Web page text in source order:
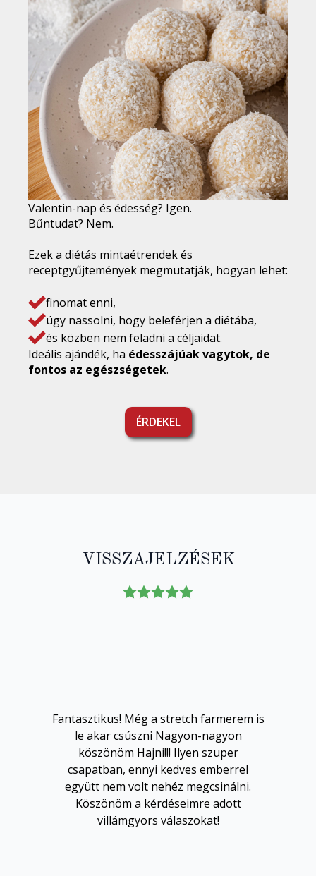
Valentin-nap és édesség? Igen.
Bűntudat? Nem.
Ezek a diétás mintaétrendek és
receptgyűjtemények megmutatják, hogyan lehet:
finomat enni,
úgy nassolni, hogy beleférjen a diétába,
és közben nem feladni a céljaidat.
Ideális ajándék, ha édesszájúak vagytok, de
fontos az egészségetek.
ÉRDEKEL
VISSZAJELZÉSEK
Fantasztikus! Még a stretch farmerem is
le akar csúszni Nagyon-nagyon
köszönöm Hajni!!! Ilyen szuper
csapatban, ennyi kedves emberrel
együtt nem volt nehéz megcsinálni.
Köszönöm a kérdéseimre adott
villámgyors válaszokat!